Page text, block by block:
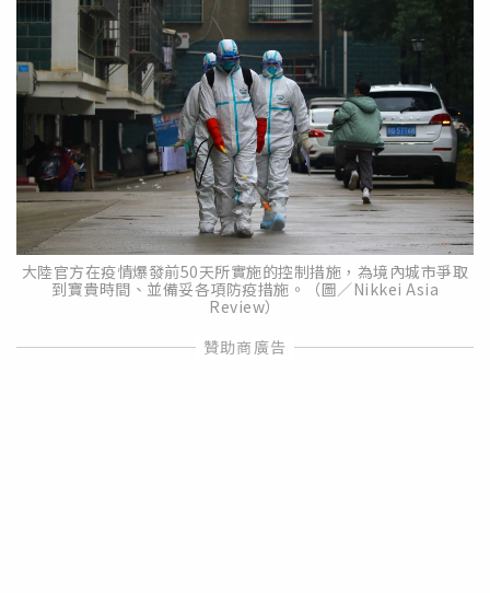
大陸官方在疫情爆發前50天所實施的控制措施，為境內城市爭取
到寶貴時間、並備妥各項防疫措施。（圖／Nikkei Asia
Review）